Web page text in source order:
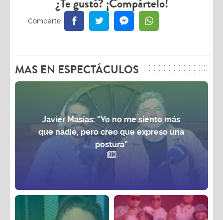
¿Te gustó? ¡Compártelo!
MAS EN ESPECTÁCULOS
Javier Masías: “Yo no me siento más
que nadie, pero creo que expreso una
postura”